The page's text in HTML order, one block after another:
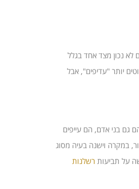
לא נכון מצד אחד בגלל
יותר "עדיפים", אבל
גם בני אדם, הם עייפים
במקרה וישנה בעיה מסוג
על תביעות רשלנות